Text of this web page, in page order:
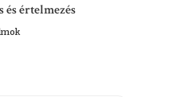
és értelmezés